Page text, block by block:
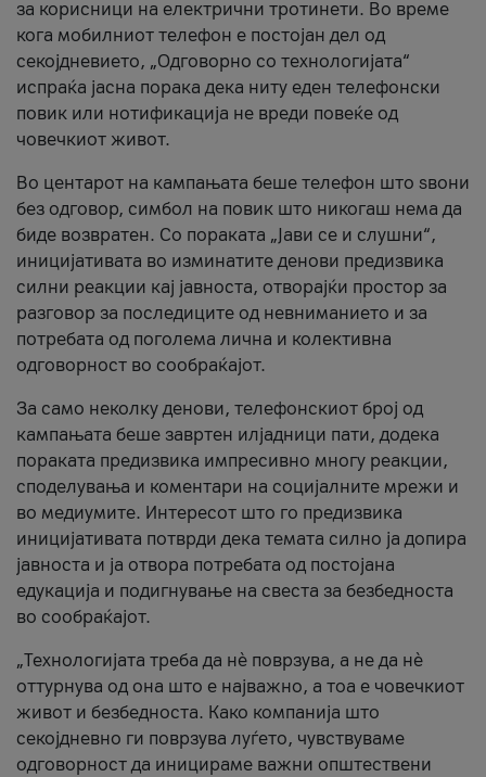
за корисници на електрични тротинети. Во време
кога мобилниот телефон е постојан дел од
секојдневието, „Одговорно со технологијата“
испраќа јасна порака дека ниту еден телефонски
повик или нотификација не вреди повеќе од
човечкиот живот.
Во центарот на кампањата беше телефон што ѕвони
без одговор, симбол на повик што никогаш нема да
биде возвратен. Со пораката „Јави се и слушни“,
иницијативата во изминатите денови предизвика
силни реакции кај јавноста, отворајќи простор за
разговор за последиците од невниманието и за
потребата од поголема лична и колективна
одговорност во сообраќајот.
За само неколку денови, телефонскиот број од
кампањата беше завртен илјадници пати, додека
пораката предизвика импресивно многу реакции,
споделувања и коментари на социјалните мрежи и
во медиумите. Интересот што го предизвика
иницијативата потврди дека темата силно ја допира
јавноста и ја отвора потребата од постојана
едукација и подигнување на свеста за безбедноста
во сообраќајот.
„Технологијата треба да нè поврзува, а не да нè
оттурнува од она што е најважно, а тоа е човечкиот
живот и безбедноста. Како компанија што
секојдневно ги поврзува луѓето, чувствуваме
одговорност да иницираме важни општествени